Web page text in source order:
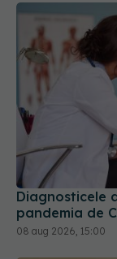
Diagnosticele
pandemia de
08 aug 2026, 15:00